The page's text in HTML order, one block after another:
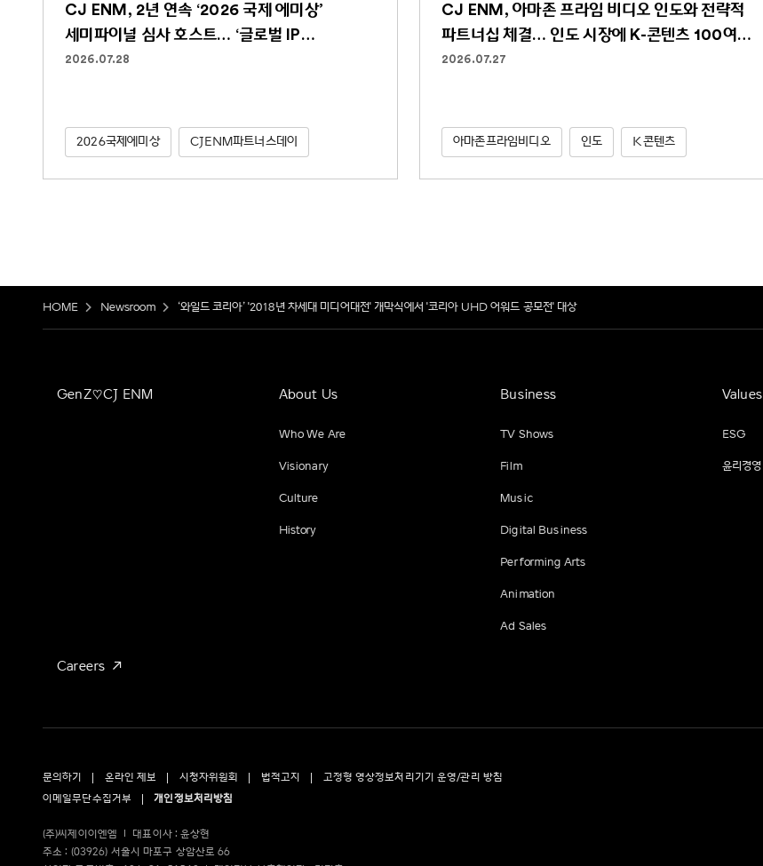
CJ ENM, 2년 연속 ‘2026 국제 에미상’
세미파이널 심사 호스트… ‘글로벌 IP
파워하우스’ 역할 굳건
2026.07.28
2026국제에미상 CJENM파트너스데이
CJ ENM, 아마존 프라임 비디오 인도와 전략적
파트너십 체결… 인도 시장에 K-콘텐츠 100여
편 선보인다
2026.07.27
아마존프라임비디오 인도 K콘텐츠
HOME Newsroom ‘와일드 코리아’ '2018년 차세대 미디어대전' 개막식에서 '코리아 UHD 어워드 공모전' 대상
GenZ♡CJ ENM About Us
Who We Are
Visionary
Culture
History
Business
TV Shows
Film
Music
Digital Business
Performing Arts
Animation
Ad Sales
Values
ESG
윤리경영
Careers
문의하기 온라인 제보 시청자위원회 법적고지
고정형 영상정보처리기기 운영/관리 방침
이메일무단수집거부
개인정보처리방침
(주)씨제이이엔엠
대표이사 : 윤상현
주소 : (03926) 서울시 마포구 상암산로 66